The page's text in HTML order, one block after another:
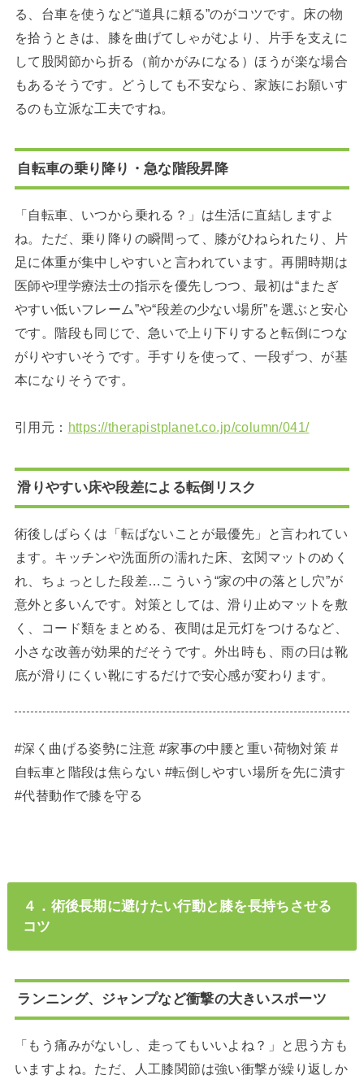
る、台車を使うなど“道具に頼る”のがコツです。床の物
を拾うときは、膝を曲げてしゃがむより、片手を支えに
して股関節から折る（前かがみになる）ほうが楽な場合
もあるそうです。どうしても不安なら、家族にお願いす
るのも立派な工夫ですね。
自転車の乗り降り・急な階段昇降
「自転車、いつから乗れる？」は生活に直結しますよ
ね。ただ、乗り降りの瞬間って、膝がひねられたり、片
足に体重が集中しやすいと言われています。再開時期は
医師や理学療法士の指示を優先しつつ、最初は“またぎ
やすい低いフレーム”や“段差の少ない場所”を選ぶと安心
です。階段も同じで、急いで上り下りすると転倒につな
がりやすいそうです。手すりを使って、一段ずつ、が基
本になりそうです。
引用元： https://therapistplanet.co.jp/column/041/
滑りやすい床や段差による転倒リスク
術後しばらくは「転ばないことが最優先」と言われてい
ます。キッチンや洗面所の濡れた床、玄関マットのめく
れ、ちょっとした段差…こういう“家の中の落とし穴”が
意外と多いんです。対策としては、滑り止めマットを敷
く、コード類をまとめる、夜間は足元灯をつけるなど、
小さな改善が効果的だそうです。外出時も、雨の日は靴
底が滑りにくい靴にするだけで安心感が変わります。
#深く曲げる姿勢に注意 #家事の中腰と重い荷物対策 #
自転車と階段は焦らない #転倒しやすい場所を先に潰す
#代替動作で膝を守る
４．術後長期に避けたい行動と膝を長持ちさせる
コツ
ランニング、ジャンプなど衝撃の大きいスポーツ
「もう痛みがないし、走ってもいいよね？」と思う方も
いますよね。ただ、人工膝関節は強い衝撃が繰り返しか